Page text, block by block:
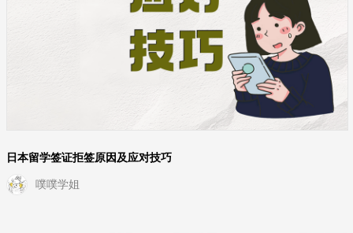
日本留学签证拒签原因及应对技巧
噗噗学姐